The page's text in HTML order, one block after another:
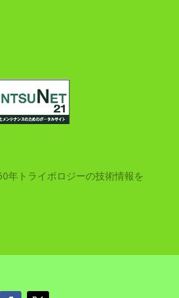
年トライボロジーの技術情報を